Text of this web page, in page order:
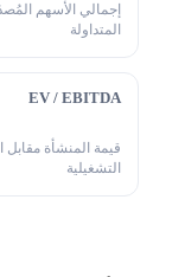
إجمالي الأسهم
المتداولة
EV / EBITDA
قيمة المنشأة مقابل
التشغيلية